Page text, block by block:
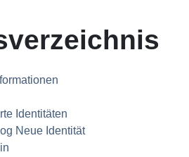
Identitäten
Neue Identität